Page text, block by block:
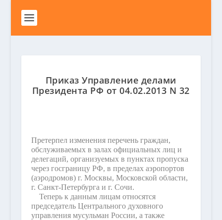
Приказ Управление делами
Президента РФ от 04.02.2013 N 32
Претерпел изменения перечень граждан,
обслуживаемых в залах официальных лиц и
делегаций, организуемых в пунктах пропуска
через госграницу РФ, в пределах аэропортов
(аэродромов) г. Москвы, Московской области,
г. Санкт-Петербурга и г. Сочи.
Теперь к данным лицам относятся
председатель Центрального духовного
управления мусульман России, а также